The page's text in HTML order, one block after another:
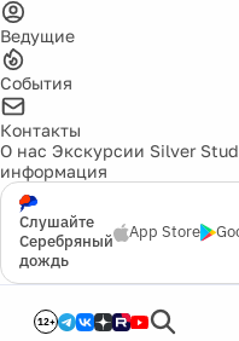
Ведущие
События
Контакты
О нас Экскурсии Silver
информация
Слушайте
Серебряный
дождь
App Store
12+